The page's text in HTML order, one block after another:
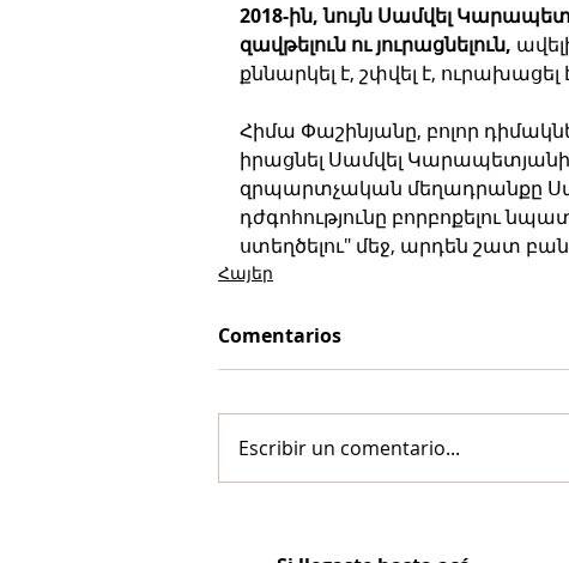
2018-ին, նույն Սամվել
զավթելուն ու յուրացնելուն,
քննարկել է, շփվել է,
Հիմա Փաշինյանը, բոլոր
իրացնել Սամվել
զրպարտչական մեղադրանքը
դժգոհությունը բորբոքելու
ստեղծելու" մեջ, արդեն շատ
Հայեր
Comentarios
Escribir un comentario...